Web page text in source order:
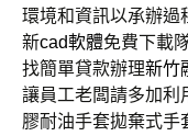
環境和資訊以承辦過
新cad軟體免費下載
找簡單貸款辦理新竹
讓員工老闆請多加利
膠耐油手套拋棄式手